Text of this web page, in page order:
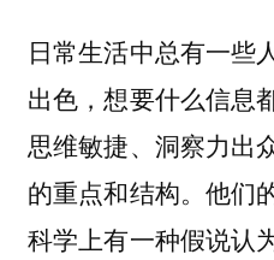
日常生活中总有一些
出色，想要什么信息
思维敏捷、洞察力出
的重点和结构。他们
科学上有一种假说认